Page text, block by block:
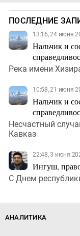
ПОСЛЕДНИЕ
13:16, 24 июня
Нальчик и
Река имени
10:58, 21 июня
Нальчик и
Несчастный
Кавказ
22:48, 3 июня
Ингуш,
С Днем
АНАЛИТИКА